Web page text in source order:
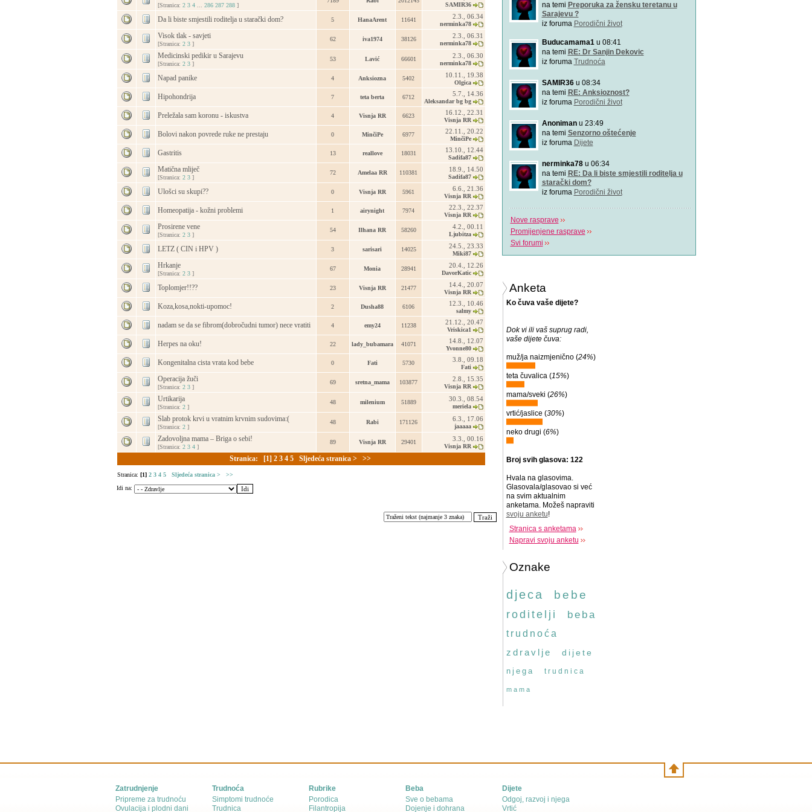
[Stranica: 2 3 4... 286 287 288] SAMIR36
Da li biste smjestili roditelja u starački dom? 5 HanaArent 11641 2.3., 06.34
nerminka78
Visok tlak - savjeti
[Stranica: 2 3]
62 iva1974 38126 2.3., 06.31
nerminka78
Medicinski pedikir u Sarajevu
[Stranica: 2 3]
53 Lavić 66601 2.3., 06.30
nerminka78
Napad panike 4 Anksiozna 5402 10.11., 19.38
Olgica
Hipohondrija 7 teta berta 6712 5.7., 14.36
Aleksandar bg bg
Preležala sam koronu - iskustva 4 Visnja RR 6623 16.12., 22.31
Visnja RR
Bolovi nakon povrede ruke ne prestaju 0 MinčiPe 6977 22.11., 20.22
MinčiPe
Gastritis 13 reallove 18031 13.10., 12.44
Sadifa87
Matična mliječ
[Stranica: 2 3]
72 Amelaa RR 110381 18.9., 14.50
Sadifa87
Ulošci su skupi?? 0 Visnja RR 5961 6.6., 21.36
Visnja RR
Homeopatija - kožni problemi 1 airynight 7974 22.3., 22.37
Visnja RR
Prosirene vene
[Stranica: 2 3]
54 Ilhana RR 58260 4.2., 00.11
Ljubitza
LETZ ( CIN i HPV ) 3 sarisari 14025 24.5., 23.33
Miki87
Hrkanje
[Stranica: 2 3]
67 Monia 28941 20.4., 12.26
DavorKatic
Toplomjer!!?? 23 Visnja RR 21477 14.4., 20.07
Visnja RR
Koza,kosa,nokti-upomoc! 2 Dusha88 6106 12.3., 10.46
salmy
nadam se da se fibrom(dobročudni tumor) nece vratiti 4 emy24 11238 21.12., 20.47
Vriskica1
Herpes na oku! 22 lady_bubamara 41071 14.8., 12.07
Yvonne80
Kongenitalna cista vrata kod bebe 0 Fati 5730 3.8., 09.18
Fati
Operacija žuči
[Stranica: 2 3]
69 sretna_mama 103877 2.8., 15.35
Visnja RR
Urtikarija
[Stranica: 2]
48 milenium 51889 30.3., 08.54
meriela
Slab protok krvi u vratnim krvnim sudovima:(
[Stranica: 2]
48 Rabi 171126 6.3., 17.06
jaaaaa
Zadovoljna mama – Briga o sebi!
[Stranica: 2 3 4]
89 Visnja RR 29401 3.3., 00.16
Visnja RR
Stranica: [1] 2 3 4 5 Sljedeća stranica > >>
Stranica: [1] 2 3 4 5 Sljedeća stranica > >>
Idi na:
na temi Preporuka za žensku teretanu u
Sarajevu ?
iz foruma Porodični život
Buducamama1u 08:41
na temi RE: Dr Sanjin Dekovic
iz foruma Trudnoća
SAMIR36u 08:34
na temi RE: Anksioznost?
iz foruma Porodični život
Anonimanu 23:49
na temi Senzorno oštećenje
iz foruma Dijete
nerminka78u 06:34
na temi RE: Da li biste smjestili roditelja u
starački dom?
iz foruma Porodični život
Nove rasprave
Promijenjene rasprave
Svi forumi
Anketa
Ko čuva vaše dijete?
Dok vi ili vaš suprug radi,
vaše dijete čuva:
muž/ja naizmjenično (24%)
teta čuvalica (15%)
mama/sveki (26%)
vrtić/jaslice (30%)
neko drugi (6%)
Broj svih glasova: 122
Hvala na glasovima.
Glasovala/glasovao si već
na svim aktualnim
anketama. Možeš napraviti
svoju anketu!
Stranica s anketama
Napravi svoju anketu
Oznake
djeca bebe
roditelji beba
trudnoća
zdravlje
dijete
njega trudnica
mama
Zatrudnjenje
Pripreme za trudnoću
Ovulacija i plodni dani
Trudnoća
Simptomi trudnoće
Trudnica
Rubrike
Porodica
Filantropija
Beba
Sve o bebama
Dojenje i dohrana
Dijete
Odgoj, razvoj i njega
Vrtić